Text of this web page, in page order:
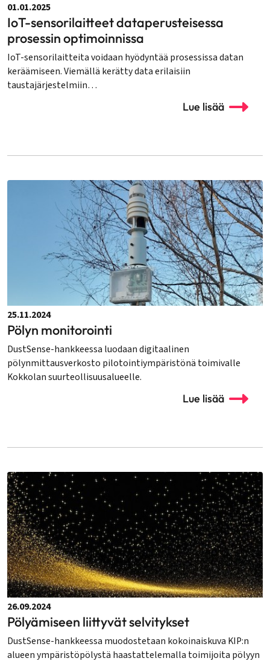
01.01.2025
IoT-sensorilaitteet dataperusteisessa
prosessin optimoinnissa
IoT-sensorilaitteita voidaan hyödyntää prosessissa datan
keräämiseen. Viemällä kerätty data erilaisiin
taustajärjestelmiin…
Lue lisää
25.11.2024
Pölyn monitorointi
DustSense-hankkeessa luodaan digitaalinen
pölynmittausverkosto pilotointiympäristönä toimivalle
Kokkolan suurteollisuusalueelle.
Lue lisää
26.09.2024
Pölyämiseen liittyvät selvitykset
DustSense-hankkeessa muodostetaan kokoinaiskuva KIP:n
alueen ympäristöpölystä haastattelemalla toimijoita pölyyn